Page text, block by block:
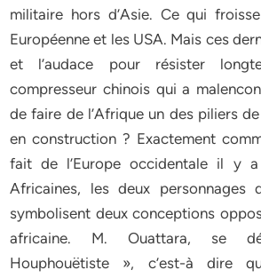
militaire hors d’Asie. Ce qui
Européenne et les USA. Mais ces
et l’audace pour résister
compresseur chinois qui a
de faire de l’Afrique un des piliers
en construction ? Exactement
fait de l’Europe occidentale il y
Africaines, les deux personnages
symbolisent deux conceptions
africaine. M. Ouattara, se
Houphouëtiste », c’est-à dire